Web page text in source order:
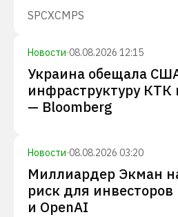
SPCXCMPS
Новости·08.08.2026 12:15
Украина обещала
инфраструктуру
— Bloomberg
Новости·08.08.2026 03:20
Миллиардер Экман
риск для
и OpenAI